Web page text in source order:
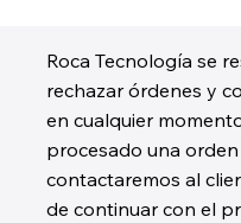
Roca Tecnología se
rechazar órdenes y
en cualquier
procesado una
contactaremos al
de continuar con el